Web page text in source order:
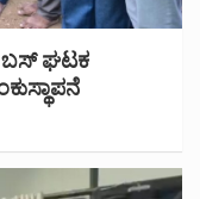
ಬಸ್ ಘಟಕ